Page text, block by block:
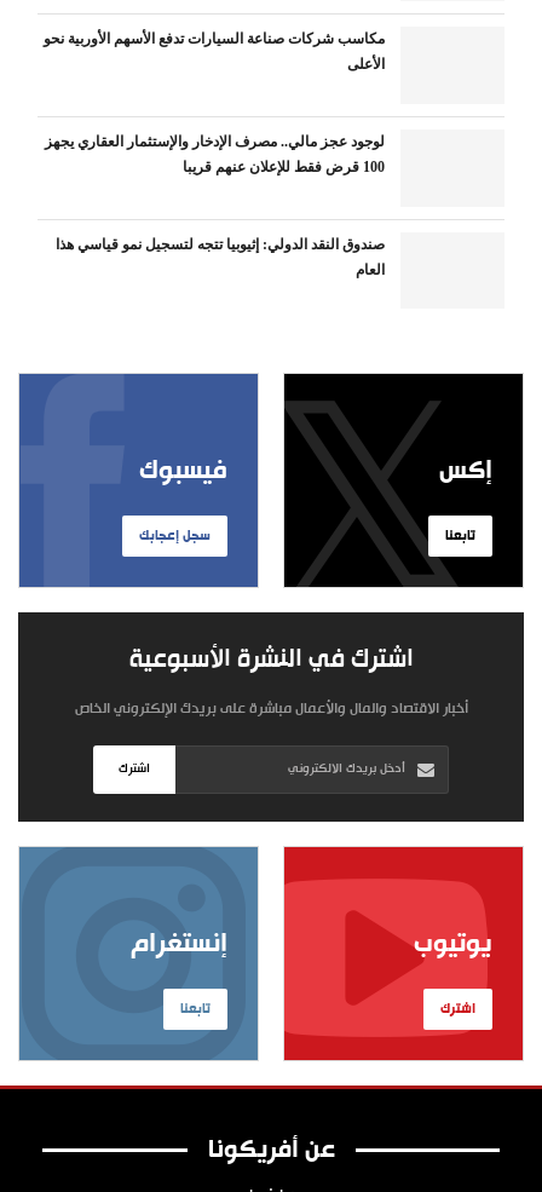
مكاسب شركات صناعة السيارات تدفع الأسهم الأوربية نحو
الأعلى
لوجود عجز مالي.. مصرف الإدخار والإستثمار العقاري يجهز
100 قرض فقط للإعلان عنهم قريبا
صندوق النقد الدولي: إثيوبيا تتجه لتسجيل نمو قياسي هذا
العام
فيسبوك
سجل إعجابك
إكس
تابعنا
اشترك في النشرة الأسبوعية
أخبار الاقتصاد والمال والأعمال مباشرة على بريدك الإلكتروني الخاص
اشترك
إنستغرام
تابعنا
يوتيوب
اشترك
عن أفريكونا